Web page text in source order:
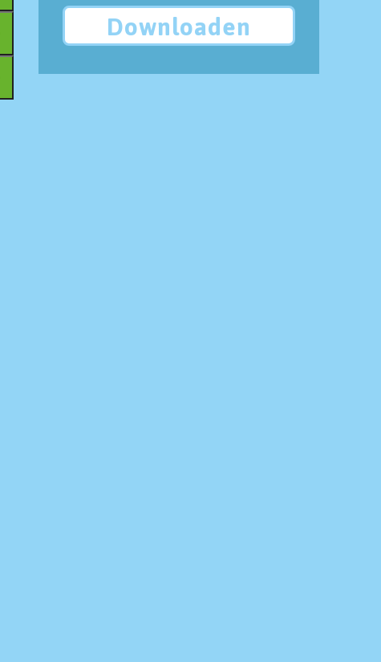
Downloaden